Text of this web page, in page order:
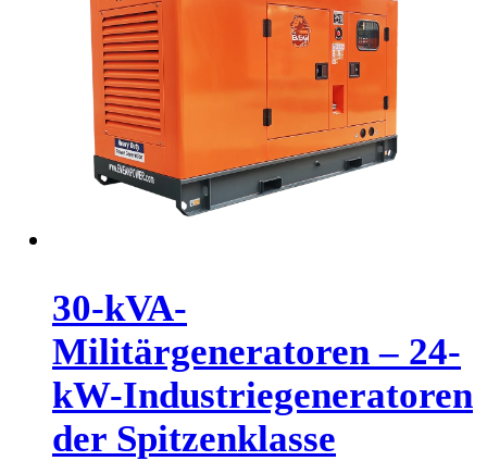
30-kVA-
Militärgeneratoren – 24-
kW-Industriegeneratoren
der Spitzenklasse